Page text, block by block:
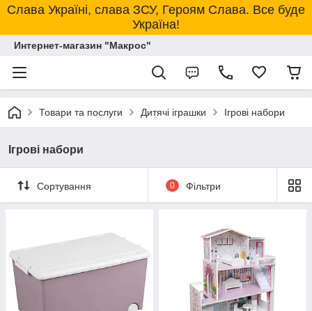
Слава Україні, слава ЗСУ, Героям Слава. Все буде
Україна!
Интернет-магазин "Макрос"
Товари та послуги Дитячі іграшки Ігрові набори
Ігрові набори
Сортування 0 Фільтри